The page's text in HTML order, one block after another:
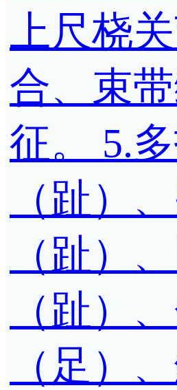
上尺桡
合、束
征。 5.
（趾）
（趾）
（趾）
（足）